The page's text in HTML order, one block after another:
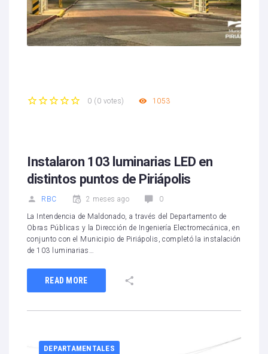
0 ( 0 votes) 1053
Instalaron 103 luminarias LED en
distintos puntos de Piriápolis
RBC 2 meses ago 0
La Intendencia de Maldonado, a través del Departamento de
Obras Públicas y la Dirección de Ingeniería Electromecánica, en
conjunto con el Municipio de Piriápolis, completó la instalación
de 103 luminarias…
READ MORE
DEPARTAMENTALES